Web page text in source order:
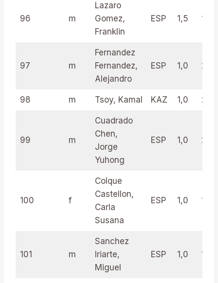
96 m
Lazaro
Gomez,
Franklin
ESP 1,5 15.0
97 m
Fernandez
Fernandez,
Alejandro
ESP 1,0
98 m Tsoy, Kamal KAZ 1,0
99 m
Cuadrado
Chen,
Jorge
Yuhong
ESP 1,0
100 f
Colque
Castellon,
Carla
Susana
ESP 1,0 17.5
101 m
Sanchez
Iriarte,
Miguel
ESP 1,0 15.5